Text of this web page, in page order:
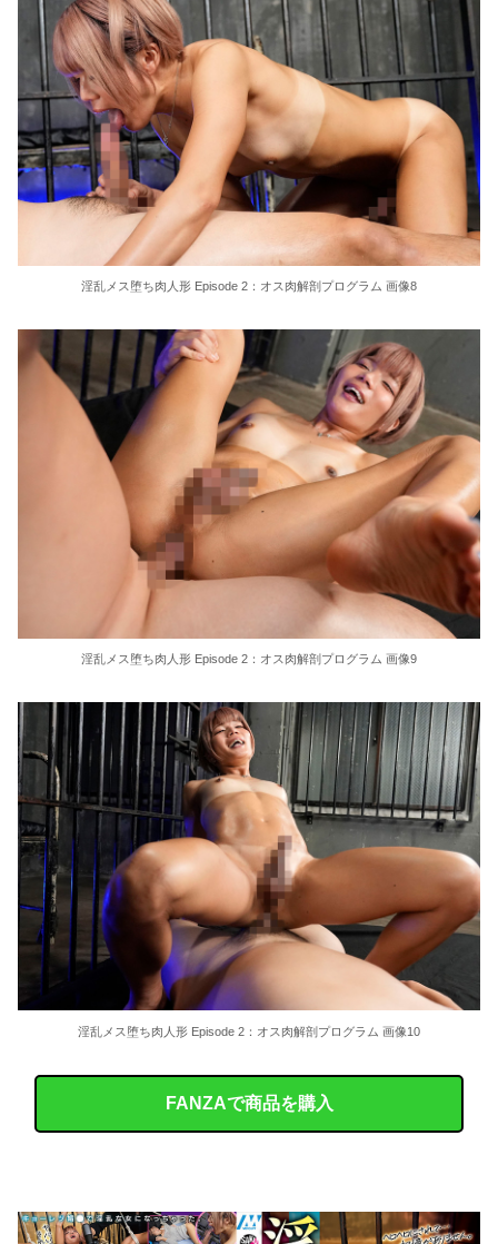
淫乱メス堕ち肉人形 Episode 2：オス肉解剖プログラム 画像8
淫乱メス堕ち肉人形 Episode 2：オス肉解剖プログラム 画像9
淫乱メス堕ち肉人形 Episode 2：オス肉解剖プログラム 画像10
FANZAで商品を購入